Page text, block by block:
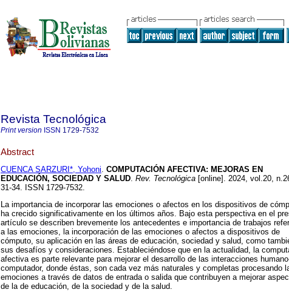
Revista Tecnológica
Print version ISSN 1729-7532
Abstract
CUENCA SARZURI*, Yohoni. COMPUTACIÓN AFECTIVA: MEJORAS EN
EDUCACIÓN, SOCIEDAD Y SALUD. Rev. Tecnológica [online]. 2024, vol.20,
31-34. ISSN 1729-7532.
La importancia de incorporar las emociones o afectos en los dispositivos de
ha crecido significativamente en los últimos años. Bajo esta perspectiva en el
artículo se describen brevemente los antecedentes e importancia de trabajos
a las emociones, la incorporación de las emociones o afectos a dispositivos de
cómputo, su aplicación en las áreas de educación, sociedad y salud, como
sus desafíos y consideraciones. Estableciéndose que en la actualidad, la
afectiva es parte relevante para mejorar el desarrollo de las interacciones
computador, donde éstas, son cada vez más naturales y completas procesando
emociones a través de datos de entrada o salida que contribuyen a mejorar
de la de educación, de la sociedad y de la salud.